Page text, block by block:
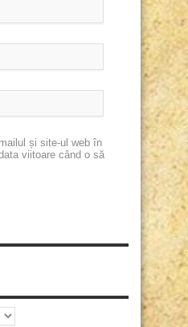
și site-ul web în
viitoare când o să